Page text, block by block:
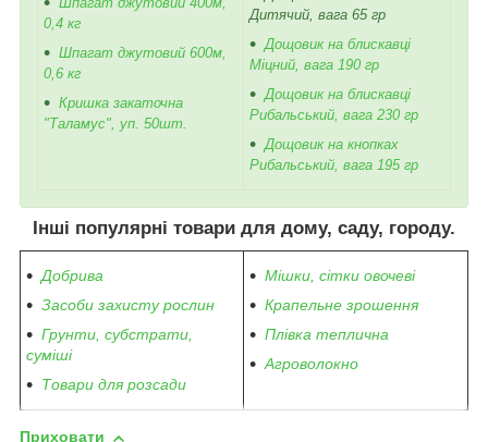
0,4 кг
Шпагат джутовий 600м,
0,6 кг
Кришка закаточна
"Таламус", уп. 50шт.
Дитячий, вага 65 гр
Дощовик на блискавці
Міцний, вага 190 гр
Дощовик на блискавці
Рибальський, вага 230 гр
Дощовик на кнопках
Рибальський, вага 195 гр
Інші популярні товари для дому, саду, городу.
Добрива
Засоби захисту рослин
Грунти, субстрати,
суміші
Товари для розсади
Мішки, сітки овочеві
Крапельне зрошення
Плівка теплична
Агроволокно
Приховати